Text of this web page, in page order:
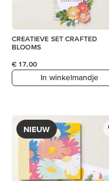
CREATIEVE SET CRAFTED
BLOOMS
€ 17,00
In winkelmandje
NIEUW